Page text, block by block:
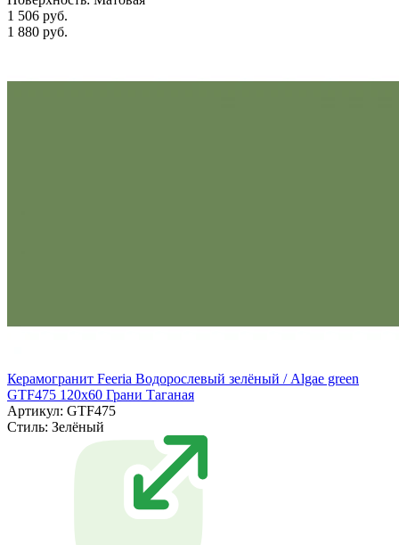
1 506 руб.
1 880 руб.
Керамогранит Feeria Водорослевый зелёный / Algae green
GTF475 120х60 Грани Таганая
Артикул: GTF475
Стиль: Зелёный